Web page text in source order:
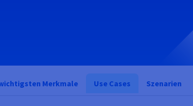
Merkmale Use Cases Szenarien